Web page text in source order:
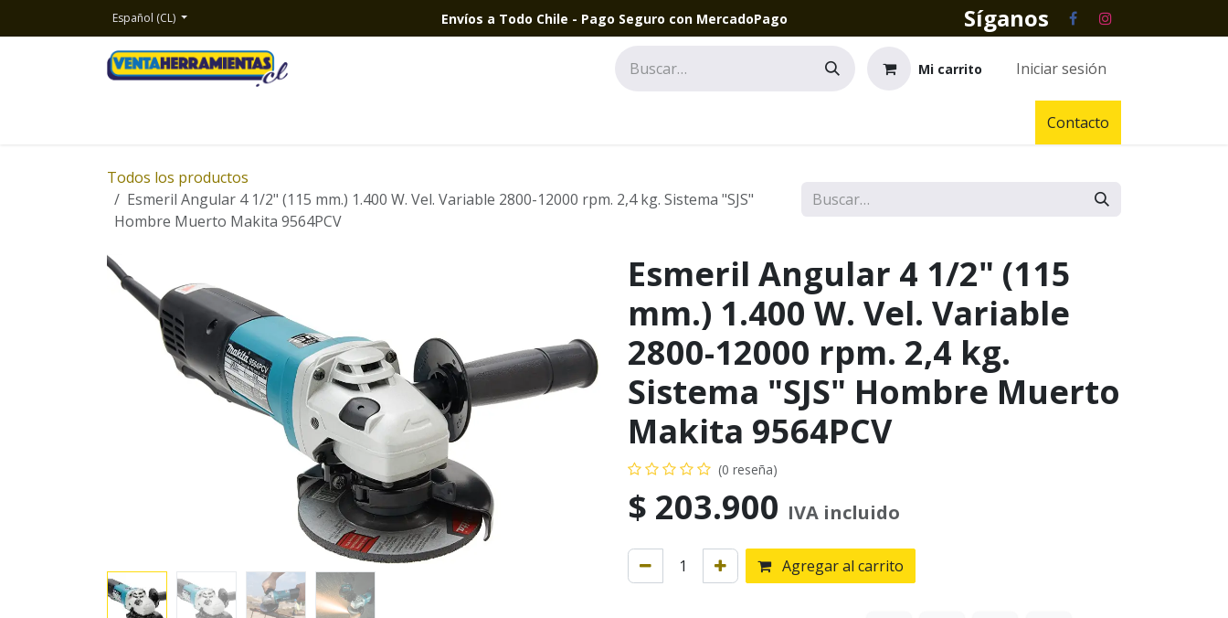
Español (CL) Envíos a Todo Chile - Pago Seguro con MercadoPago Síganos
Mi carrito Iniciar sesión
Contacto
Todos los productos
Esmeril Angular 4 1/2" (115 mm.) 1.400 W. Vel. Variable 2800-12000 rpm. 2,4 kg. Sistema "SJS"
Hombre Muerto Makita 9564PCV
Esmeril Angular 4 1/2" (115
mm.) 1.400 W. Vel. Variable
2800-12000 rpm. 2,4 kg.
Sistema "SJS" Hombre Muerto
Makita 9564PCV
(0 reseña)
$ 203.900 IVA incluido
Agregar al carrito